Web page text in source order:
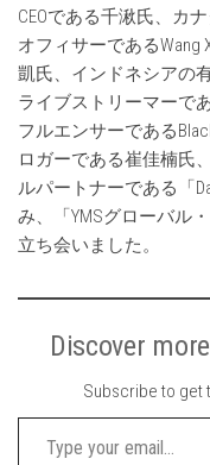
CEOである千湫氏、カ
オフィサーであるWang
凱氏、インドネシアの
ライブストリーマーで
フルエンサーである
ロガーである崔佳楠氏
ルパートナーである「
み、「YMSグローバル
立ち会いました。
Discover
Subscribe to get
Type your email…